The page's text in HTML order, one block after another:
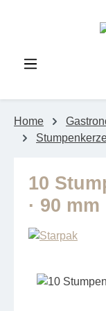
Home
10
· 90
Bildergalerie